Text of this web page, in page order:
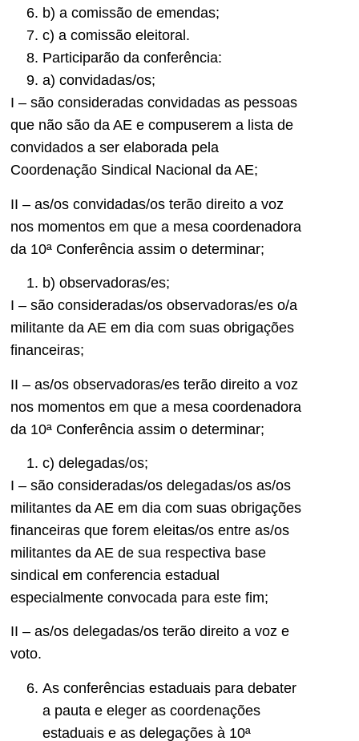
b) a comissão de emendas;
c) a comissão eleitoral.
Participarão da conferência:
a) convidadas/os;
I – são consideradas convidadas as pessoas
que não são da AE e compuserem a lista de
convidados a ser elaborada pela
Coordenação Sindical Nacional da AE;
II – as/os convidadas/os terão direito a voz
nos momentos em que a mesa coordenadora
da 10ª Conferência assim o determinar;
b) observadoras/es;
I – são consideradas/os observadoras/es o/a
militante da AE em dia com suas obrigações
financeiras;
II – as/os observadoras/es terão direito a voz
nos momentos em que a mesa coordenadora
da 10ª Conferência assim o determinar;
c) delegadas/os;
I – são consideradas/os delegadas/os as/os
militantes da AE em dia com suas obrigações
financeiras que forem eleitas/os entre as/os
militantes da AE de sua respectiva base
sindical em conferencia estadual
especialmente convocada para este fim;
II – as/os delegadas/os terão direito a voz e
voto.
As conferências estaduais para debater
a pauta e eleger as coordenações
estaduais e as delegações à 10ª